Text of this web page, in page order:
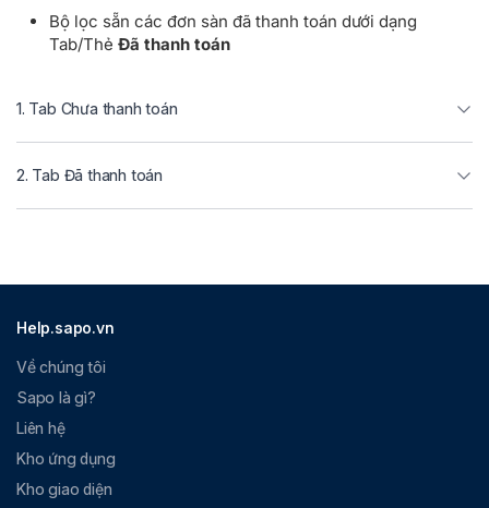
Bộ lọc sẵn các đơn sàn đã thanh toán dưới dạng
Tab/Thẻ Đã thanh toán
1. Tab Chưa thanh toán
2. Tab Đã thanh toán
Help.sapo.vn
Về chúng tôi
Sapo là gì?
Liên hệ
Kho ứng dụng
Kho giao diện